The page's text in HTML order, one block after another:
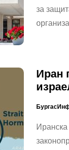
за
Иран